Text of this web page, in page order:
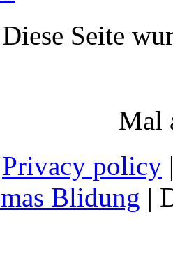
Diese Seite
Mal
Privacy policy
Blidung |